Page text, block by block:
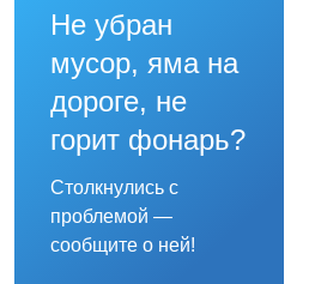
Не убран
мусор, яма на
дороге, не
горит фонарь?
Столкнулись с
проблемой —
сообщите о ней!